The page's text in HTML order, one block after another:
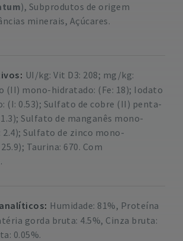
), Subprodutos de origem
minerais, Açúcares.
UI/kg: Vit D3: 208; mg/kg:
(II) mono-hidratado: (Fe: 18); Iodato
(I: 0.53); Sulfato de cobre (II) penta-
Sulfato de manganês mono-
2.4); Sulfato de zinco mono-
Taurina: 670. Com
Humidade: 81%, Proteína
gorda bruta: 4.5%, Cinza bruta:
0.05%.